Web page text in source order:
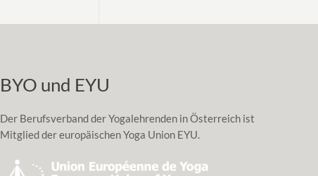
BYO und EYU
Der Berufsverband der Yogalehrenden in Österreich ist
Mitglied der europäischen Yoga Union EYU.